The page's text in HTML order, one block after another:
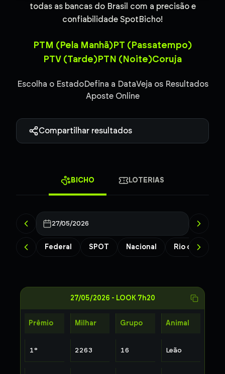
todas as bancas do Brasil com a precisão e
confiabilidade SpotBicho!
PTM (Pela Manhã)PT (Passatempo)
PTV (Tarde)PTN (Noite)Coruja
Escolha o EstadoDefina a DataVeja os Resultados
Aposte Online
Compartilhar resultados
BICHO LOTERIAS
27/05/2026
Federal SPOT Nacional Rio de Janeiro
27/05/2026 - LOOK 7h20
Prêmio Milhar Grupo Animal
1° 2263 16 Leão